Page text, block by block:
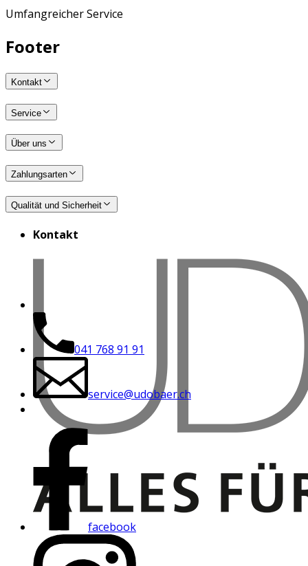
Umfangreicher Service
Footer
Kontakt
Service
Über uns
Zahlungsarten
Qualität und Sicherheit
Kontakt
041 768 91 91
service@udobaer.ch
facebook